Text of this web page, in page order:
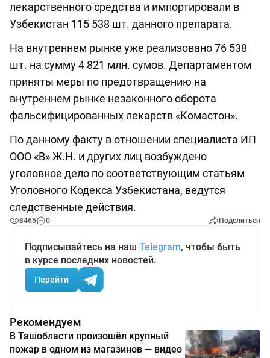
лекарственного средства и импортировали в
Узбекистан 115 538 шт. данного препарата.
На внутреннем рынке уже реализовано 76 538
шт. на сумму 4 821 млн. сумов. Департаментом
приняты меры по предотвращению на
внутреннем рынке незаконного оборота
фальсифицированных лекарств «Комастон».
По данному факту в отношении специалиста ИП
ООО «В» Ж.Н. и других лиц возбуждено
уголовное дело по соответствующим статьям
Уголовного Кодекса Узбекистана, ведутся
следственные действия.
8465 0 Поделиться
Подписывайтесь на наш Telegram, чтобы быть
в курсе последних новостей.
Перейти
Рекомендуем
В Ташобласти произошёл крупный
пожар в одном из магазинов — видео